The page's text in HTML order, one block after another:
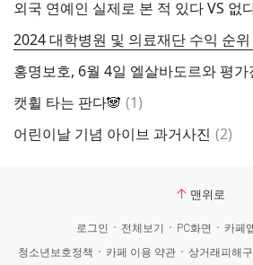
외국 연예인 실제로 본 적 있다 VS 없
2024 대학병원 및 의료재단 수익 순위
홍명보호, 6월 4일 엘살바도르와 평가
캣휠 타는 판다🐼 댓
(1)
어린이날 기념 아이브 과거사진 댓
(2)
맨위로
로그인 전체보기 PC화면 카페
청소년보호정책
카페 이용 약관 상거래피해